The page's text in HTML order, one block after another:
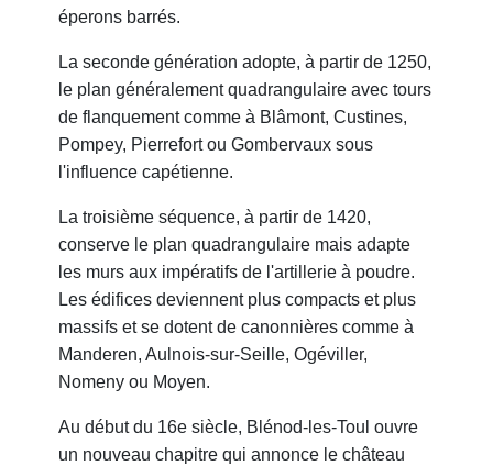
éperons barrés.
La seconde génération adopte, à partir de 1250,
le plan généralement quadrangulaire avec tours
de flanquement comme à Blâmont, Custines,
Pompey, Pierrefort ou Gombervaux sous
l'influence capétienne.
La troisième séquence, à partir de 1420,
conserve le plan quadrangulaire mais adapte
les murs aux impératifs de l'artillerie à poudre.
Les édifices deviennent plus compacts et plus
massifs et se dotent de canonnières comme à
Manderen, Aulnois-sur-Seille, Ogéviller,
Nomeny ou Moyen.
Au début du 16e siècle, Blénod-les-Toul ouvre
un nouveau chapitre qui annonce le château